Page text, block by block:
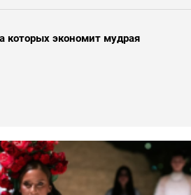
которых экономит мудрая